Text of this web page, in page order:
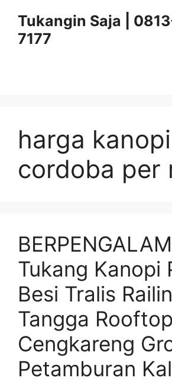
content
Tukangin Saja |
7177
harga kanopi
cordoba per
Tukang Kanopi
Besi Tralis
Tangga Rooftop
Cengkareng
Petamburan